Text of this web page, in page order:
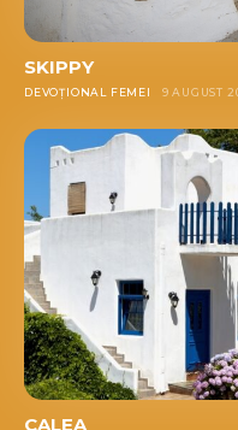
SKIPPY
DEVOȚIONAL FEMEI 9 AUGUST
CALEA